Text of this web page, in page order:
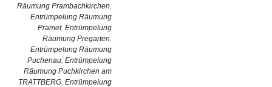
Räumung Prambachkirchen,
Entrümpelung Räumung
Pramet, Entrümpelung
Räumung Pregarten,
Entrümpelung Räumung
Puchenau, Entrümpelung
Räumung Puchkirchen am
TRATTBERG, Entrümpelung